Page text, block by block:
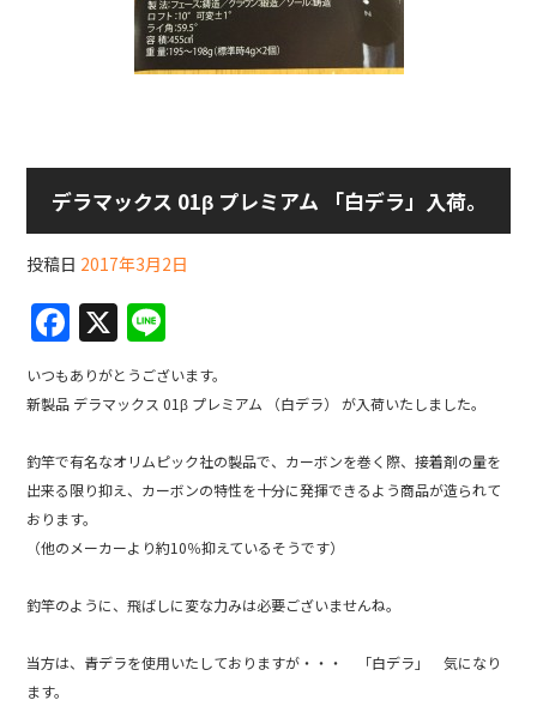
デラマックス 01β プレミアム 「白デラ」入荷。
投稿日 2017年3月2日
F
a
c
b
o
o
k
X
n
e
いつもありがとうございます。
新製品 デラマックス 01β プレミアム （白デラ） が入荷いたしました。
釣竿で有名なオリムピック社の製品で、カーボンを巻く際、接着剤の量を
出来る限り抑え、カーボンの特性を十分に発揮できるよう商品が造られて
おります。
（他のメーカーより約10％抑えているそうです）
釣竿のように、飛ばしに変な力みは必要ございませんね。
当方は、青デラを使用いたしておりますが・・・ 「白デラ」 気になり
ます。